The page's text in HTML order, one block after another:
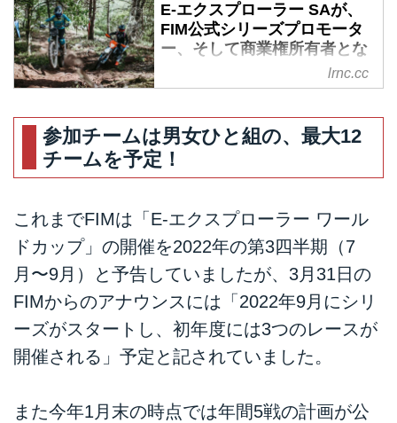
E-エクスプローラー SAが、
FIM公式シリーズプロモータ
ー、そして商業権所有者とな
りました！ - LAWRENCE - E-
RIDE x LIFESTYLE + α
去る12月16日、FIM＝国際モータ
ーサイクリズム連盟は、E-エクス
プローラー SAを、来年からのス
タートを予定している「FIM E-エ
プ」の公式シリーズプロモーター
および商業的権所有者に任命しま
した。電動車によるモータースポ
ーツの可能性を追求する試みは近
年増加傾向にありますが、各種世
界選手権を統括するFIMが「推
す」E-エクスプローラーがどのよ
うなイベントになるのか・・・注
lrnc.cc
参加チームは男女ひと組の、最大12
チームを予定！
これまでFIMは「E-エクスプローラー ワール
ドカップ」の開催を2022年の第3四半期（7
月〜9月）と予告していましたが、3月31日の
FIMからのアナウンスには「2022年9月にシリ
ーズがスタートし、初年度には3つのレースが
開催される」予定と記されていました。
また今年1月末の時点では年間5戦の計画が公